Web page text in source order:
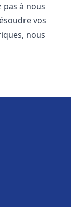
à nous
vos
nous